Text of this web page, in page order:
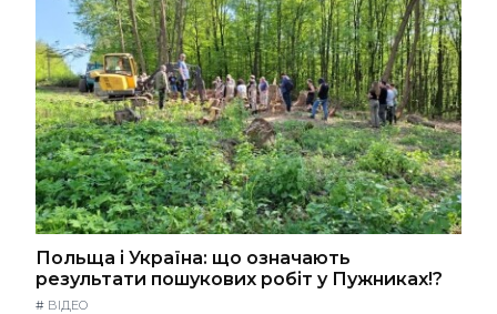
Польща і Україна: що означають
результати пошукових робіт у Пужниках!?
# ВІДЕО